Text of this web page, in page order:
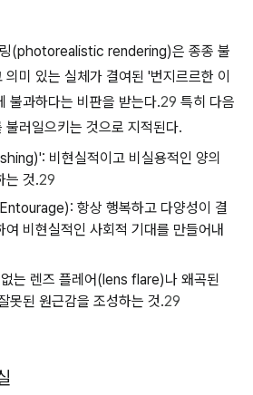
링(photorealistic rendering)은 종종 불
미 있는 실체가 결여된 '번지르르한 이
과하다는 비판을 받는다.29 특히 다음
러일으키는 것으로 지적된다.
비현실적이고 비실용적인 양의
는 것.29
항상 행복하고 다양성이 결
여 비현실적인 사회적 기대를 만들어내
는 렌즈 플레어(lens flare)나 왜곡된
못된 원근감을 조성하는 것.29